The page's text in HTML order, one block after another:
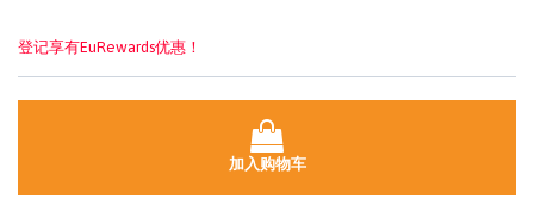
登记享有EuRewards优惠！
加入购物车